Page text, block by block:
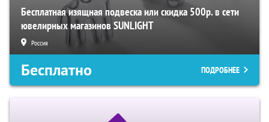
Бесплатная изящная подвеска или скидка 500р. в сети
ювелирных магазинов SUNLIGHT
Россия
Бесплатно ПОДРОБНЕЕ